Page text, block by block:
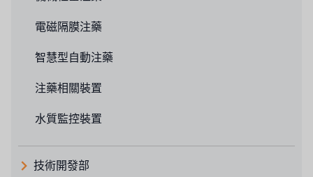
電磁隔膜注藥
智慧型自動注藥
注藥相關裝置
水質監控裝置
技術開發部